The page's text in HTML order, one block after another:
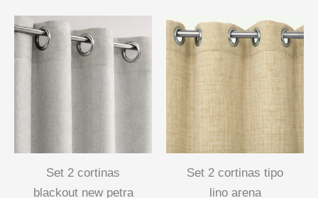
opciones
se
pueden
elegir
set 2 cortinas
blackout new petra
set 2 cortinas tipo
lino arena